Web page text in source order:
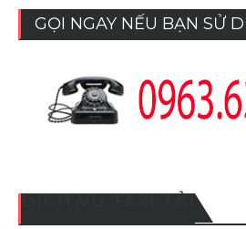
GỌI NGAY NẾU BẠN SỬ